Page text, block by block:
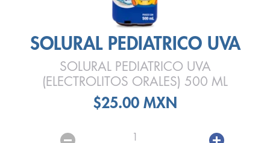
SOLURAL PEDIATRICO UVA
SOLURAL PEDIATRICO UVA
(ELECTROLITOS ORALES) 500 ML
$25.00 MXN
1